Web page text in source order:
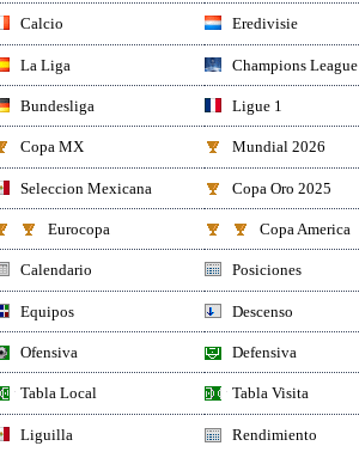
Calcio Eredivisie
La Liga Champions League
Bundesliga Ligue 1
Copa MX Mundial 2026
Seleccion Mexicana Copa Oro 2025
Eurocopa Copa America
Calendario Posiciones
Equipos Descenso
Ofensiva Defensiva
Tabla Local Tabla Visita
Liguilla Rendimiento